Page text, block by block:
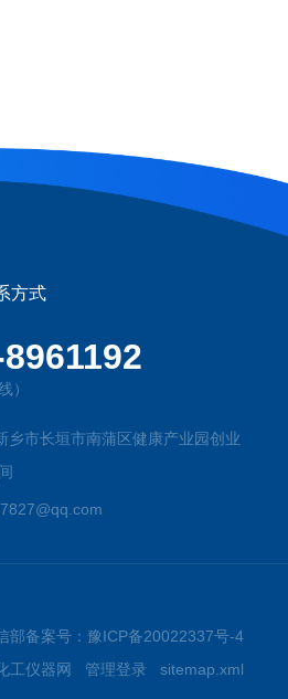
方式
）
乡市长垣市南蒲区健康产业园创业
备案号： 豫ICP备20022337号-4
工仪器网 管理登录 sitemap.xml